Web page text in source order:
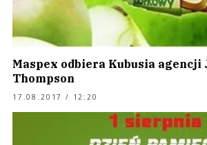
Maspex odbiera Kubusia agencji
Thompson
17.08.2017 / 12:20